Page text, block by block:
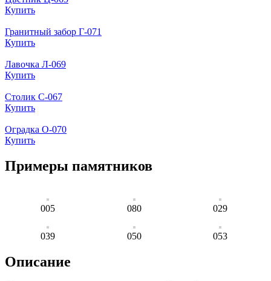
Купить
Гранитный забор Г-071
Купить
Лавочка Л-069
Купить
Столик С-067
Купить
Оградка О-070
Купить
Примеры памятников
005 080 029
039 050 053
Описание